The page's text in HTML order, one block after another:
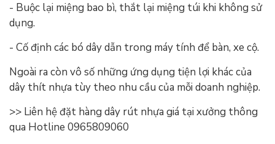
- Buộc lại miệng bao bì, thắt lại miệng túi khi không sử
dụng.
- Cố định các bó dây dẫn trong máy tính để bàn, xe cộ.
Ngoài ra còn vô số những ứng dụng tiện lợi khác của
dây thít nhựa tùy theo nhu cầu của mỗi doanh nghiệp.
>> Liên hệ đặt hàng dây rút nhựa giá tại xưởng thông
qua Hotline 0965809060